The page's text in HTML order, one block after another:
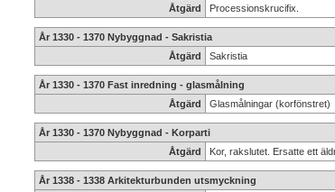
Åtgärd
Processionskrucifix.
År 1330 - 1370 Nybyggnad - Sakristia
Åtgärd
Sakristia
År 1330 - 1370 Fast inredning - glasmålning
Åtgärd
Glasmålningar (korfönstret)
År 1330 - 1370 Nybyggnad - Korparti
Åtgärd
Kor, rakslutet. Ersatte ett
År 1338 - 1338 Arkitekturbunden utsmyckning